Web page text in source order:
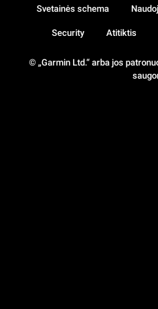
© „Garmin Ltd.“ arba jos
Svetainės schema
Security Atitiktis